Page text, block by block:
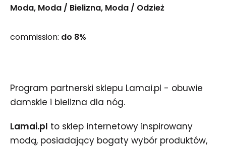
Moda Moda / Bielizna Moda / Odzież
commission: do 8%
Program partnerski sklepu Lamai.pl - obuwie
damskie i bielizna dla nóg.
Lamai.pl to sklep internetowy inspirowany
modą, posiadający bogaty wybór produktów,